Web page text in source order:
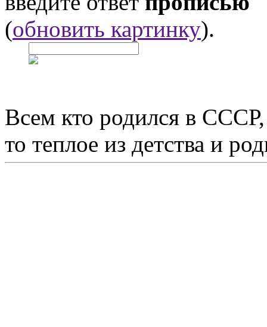
(обновить картинку).
Всем кто родился в
то теплое из детства и